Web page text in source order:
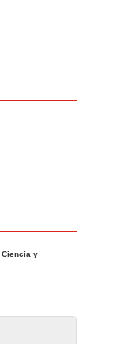
Ciencia y